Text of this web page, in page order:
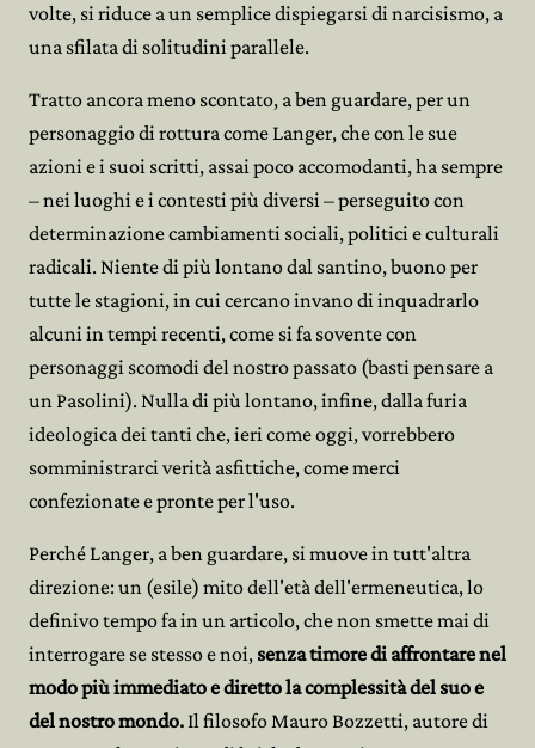
volte, si riduce a un semplice dispiegarsi di narcisismo, a
una sfilata di solitudini parallele.
Tratto ancora meno scontato, a ben guardare, per un
personaggio di rottura come Langer, che con le sue
azioni e i suoi scritti, assai poco accomodanti, ha sempre
– nei luoghi e i contesti più diversi – perseguito con
determinazione cambiamenti sociali, politici e culturali
radicali. Niente di più lontano dal santino, buono per
tutte le stagioni, in cui cercano invano di inquadrarlo
alcuni in tempi recenti, come si fa sovente con
personaggi scomodi del nostro passato (basti pensare a
un Pasolini). Nulla di più lontano, infine, dalla furia
ideologica dei tanti che, ieri come oggi, vorrebbero
somministrarci verità asfittiche, come merci
confezionate e pronte per l'uso.
Perché Langer, a ben guardare, si muove in tutt'altra
direzione: un (esile) mito dell'età dell'ermeneutica, lo
definivo tempo fa in un articolo, che non smette mai di
interrogare se stesso e noi, senza timore di affrontare nel
modo più immediato e diretto la complessità del suo e
del nostro mondo. Il filosofo Mauro Bozzetti, autore di